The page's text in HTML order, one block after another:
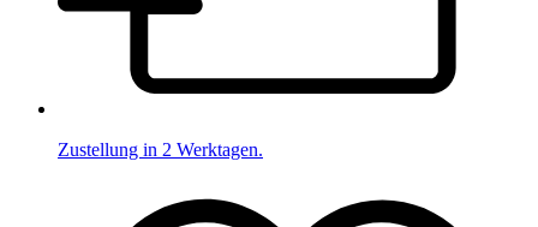
Zustellung in 2 Werktagen.